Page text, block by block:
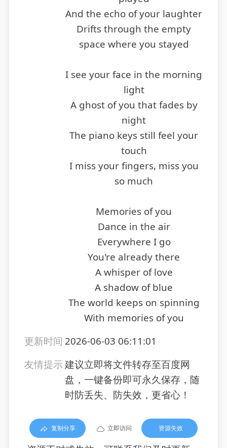
And the echo of your laughter
Drifts through the empty
space where you stayed
I see your face in the morning
light
A ghost of you that fades by
night
The piano keys still feel your
touch
I miss your fingers, miss you
so much
Memories of you
Dance in the air
Everywhere I go
You're already there
A whisper of love
A shadow of blue
The world keeps on spinning
With memories of you
更新时间 2026-06-03 06:11:01
友情提示建议立即将文件转存至百度网
盘，一键备份即可永久保存，随
时防丢失、防失效，更省心！
复制分享 立即访问 资源失效